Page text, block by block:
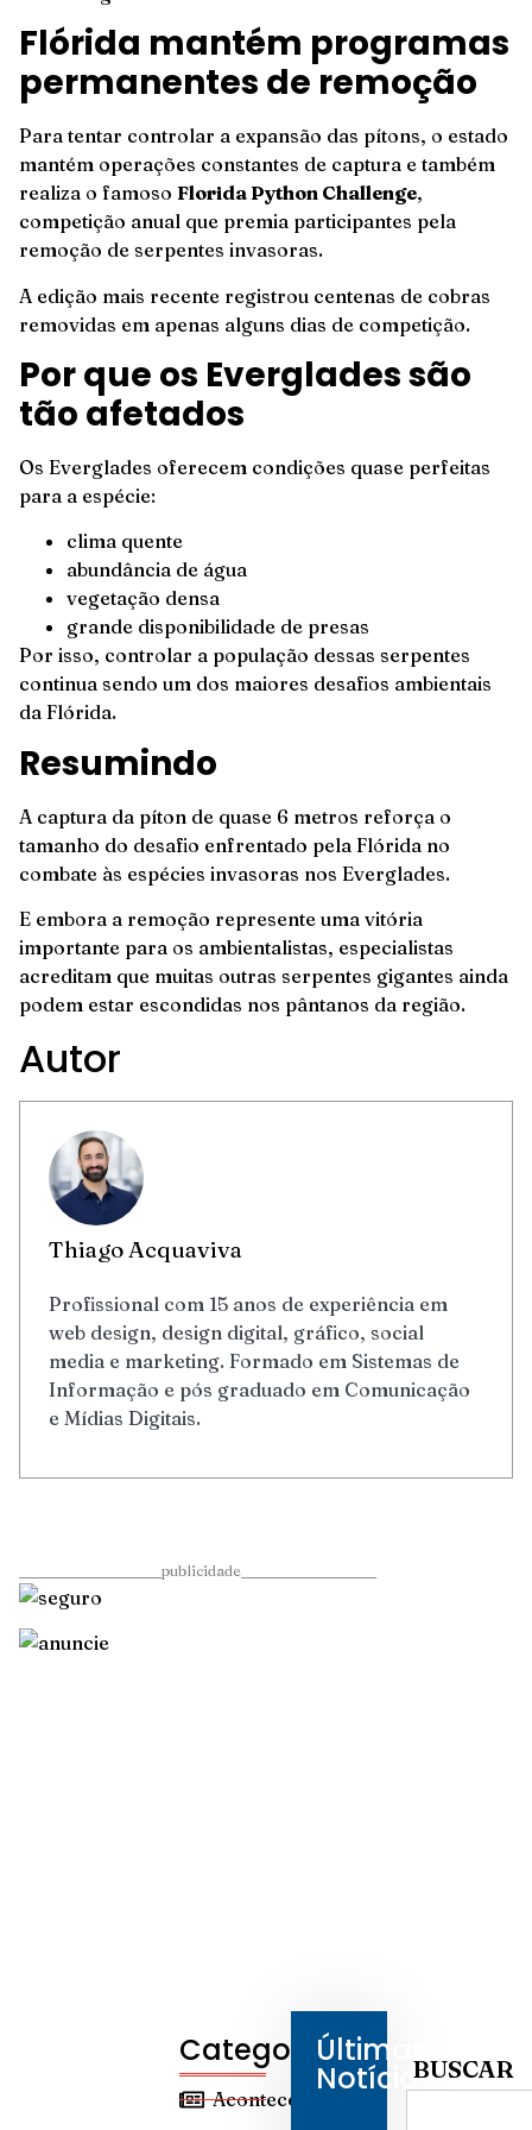
Flórida mantém programas
permanentes de remoção
Para tentar controlar a expansão das pítons, o estado
mantém operações constantes de captura e também
realiza o famoso Florida Python Challenge,
competição anual que premia participantes pela
remoção de serpentes invasoras.
A edição mais recente registrou centenas de cobras
removidas em apenas alguns dias de competição.
Por que os Everglades são
tão afetados
Os Everglades oferecem condições quase perfeitas
para a espécie:
clima quente
abundância de água
vegetação densa
grande disponibilidade de presas
Por isso, controlar a população dessas serpentes
continua sendo um dos maiores desafios ambientais
da Flórida.
Resumindo
A captura da píton de quase 6 metros reforça o
tamanho do desafio enfrentado pela Flórida no
combate às espécies invasoras nos Everglades.
E embora a remoção represente uma vitória
importante para os ambientalistas, especialistas
acreditam que muitas outras serpentes gigantes ainda
podem estar escondidas nos pântanos da região.
Autor
Thiago Acquaviva
Profissional com 15 anos de experiência em
web design, design digital, gráfico, social
media e marketing. Formado em Sistemas de
Informação e pós graduado em Comunicação
e Mídias Digitais.
____________________publicidade___________________
Categorias
Aconteceu
Últimas
NotíciasBUSCAR